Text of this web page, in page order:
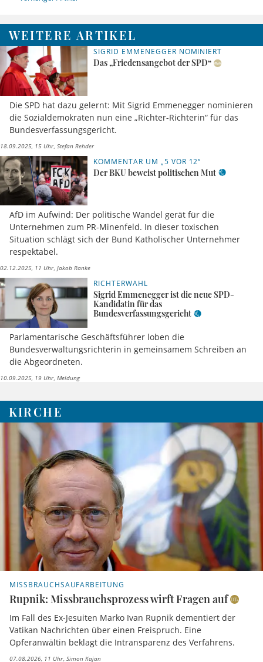
WEITERE ARTIKEL
SIGRID EMMENEGGER NOMINIERT
Das „Friedensangebot der SPD“
Die SPD hat dazu gelernt: Mit Sigrid Emmenegger nominieren
die Sozialdemokraten nun eine „Richter-Richterin“ für das
Bundesverfassungsgericht.
18.09.2025, 15 Uhr Stefan Rehder
KOMMENTAR UM „5 VOR 12“
Der BKU beweist politischen Mut
AfD im Aufwind: Der politische Wandel gerät für die
Unternehmen zum PR-Minenfeld. In dieser toxischen
Situation schlägt sich der Bund Katholischer Unternehmer
respektabel.
02.12.2025, 11 Uhr Jakob Ranke
RICHTERWAHL
Sigrid Emmenegger ist die neue SPD-
Kandidatin für das
Bundesverfassungsgericht
Parlamentarische Geschäftsführer loben die
Bundesverwaltungsrichterin in gemeinsamem Schreiben an
die Abgeordneten.
10.09.2025, 19 Uhr Meldung
KIRCHE
MISSBRAUCHSAUFARBEITUNG
Rupnik: Missbrauchsprozess wirft Fragen auf
Im Fall des Ex-Jesuiten Marko Ivan Rupnik dementiert der
Vatikan Nachrichten über einen Freispruch. Eine
Opferanwältin beklagt die Intransparenz des Verfahrens.
07.08.2026, 11 Uhr Simon Kajan